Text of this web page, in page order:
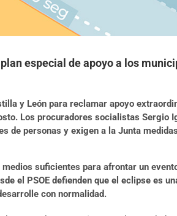
especial de apoyo a los
y León para reclamar apoyo
Los procuradores socialistas Sergio
personas y exigen a la Junta
suficientes para afrontar un
el PSOE defienden que el eclipse es
con normalidad.